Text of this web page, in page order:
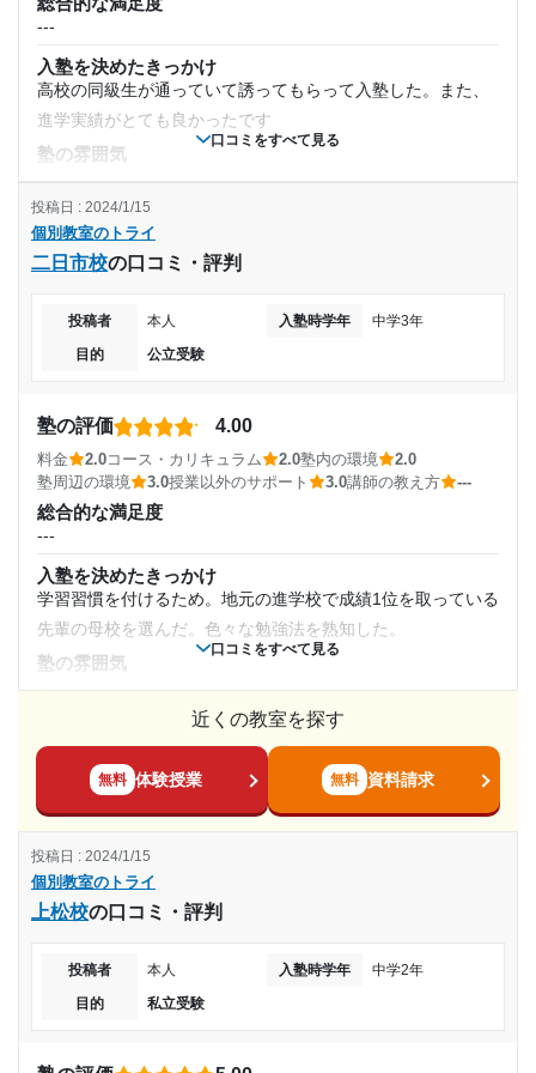
---
1日あたりの授業時間
---
30,000円〜50,000円
高校受験対策として通塾し始めたが、無事志望していた
高校に入学することができた。部活動もあり忙しい中で
も予定を調整して真摯に向き合って頂けた。
---
※料金は口コミされた方が支払った金額の目安です。実際の料金とは異なる可
能性がございますので、詳しくは塾にお問い合わせください。
桑名駅、高校共に近くに位置しており、通塾にも時間があま
りかからないので助かった。高校からの帰りに寄れる所や、
帰りの時間が遅くても危なくないところが良かった。
授業以外のサポート
(相談・面談、家庭学習のサポート、授業以外のコミュニケーション等)
自分が受験で迷っている時に、担当の講師の方ではなくても
た講師の方も多く、具体的な視点でアドバイスをくれたので
良かった。
通塾期間
入塾時の学年
高校3年
通年
---
月額料金
10,000円〜30,000円
目的の達成度
口コミをすべて見る
---
入塾を決めたきっかけ
高校の同級生が通っていて誘ってもらって入塾した。また、
進学実績がとても良かったです
塾の雰囲気
料金
料金に見合ってた。また、他の塾と比べても高くなく、とて
も通いやすい価格設定だった。
とても集中的でよかった。また、自分は講習を受講していた
ため、短期集中型で非常にためになる時間だった
塾内の環境
とても勉強しやすかった。また、参考書が揃っていたり、自
たです
周りの意識が高く自分もそれに刺激されて、勉強できる環境
が整っていると感じました。
授業以外のサポート
(相談・面談、家庭学習のサポート、授業以外のコミュニケーション等)
が常に教えてくれてすごく助かった
利用詳細
通塾期間
受講コース
春期講習
口コミをすべて見る
個別教室のトライ
二日市校の口コミ・評判
投稿日 : 2024/1/15
投稿者 本人 入塾時学年
中学3年
目的
公立受験
塾の評価 4.00
料金 2.0コース・カリキュラム 2.0塾内の環境
2.0
塾周辺の環境
3.0授業以外のサポート 3.0講師の教え方 ---
総合的な満足度
---
入塾を決めたきっかけ
学習習慣を付けるため。地元の進学校で成績1位を取っている
先輩の母校を選んだ。色々な勉強法を熟知した。
塾の雰囲気
少し高いかなと感じた。もう少しプライスダウンできればも
っとスムーズにたくさん通えていたと思う。
コース・カリキュラム
もすぐ伸びていきました。2ヶ月で8くらい。
講師の教え方
---
周りの音がよく聞こえていたため。席数が少なく咳が確保で
きないときもあったため。もっと席数を増やして欲しかった
近くの教室を探す
無料 体験授業 無料 資料請求
個別教室のトライ
上松校の口コミ・評判
投稿日 : 2024/1/15
投稿者 本人 入塾時学年
中学2年
目的
私立受験